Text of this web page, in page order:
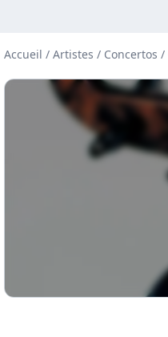
Accueil / Artistes / Concertos /